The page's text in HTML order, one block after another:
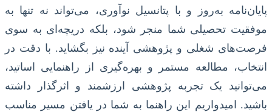
پایان‌نامه به‌روز و با پتانسیل نوآوری، می‌تواند نه تنها به
موفقیت تحصیلی شما منجر شود، بلکه دریچه‌ای به سوی
فرصت‌های شغلی و پژوهشی آینده نیز بگشاید. با دقت در
انتخاب، مطالعه مستمر و بهره‌گیری از راهنمایی اساتید،
می‌توانید یک تجربه پژوهشی ارزشمند و اثرگذار داشته
باشید. امیدواریم این راهنما به شما در یافتن مسیر مناسب